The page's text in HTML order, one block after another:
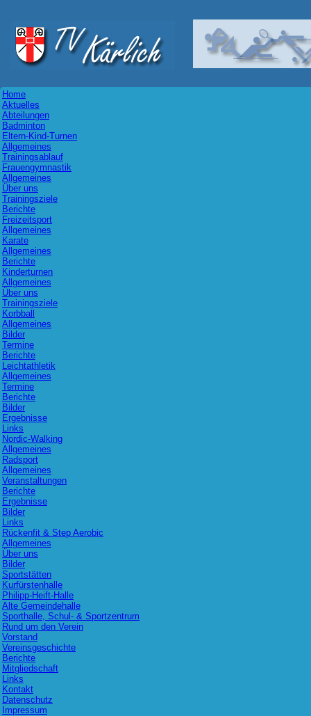
Home
Aktuelles
Abteilungen
Badminton
Eltern-Kind-Turnen
Allgemeines
Trainingsablauf
Frauengymnastik
Allgemeines
Über uns
Trainingsziele
Berichte
Freizeitsport
Allgemeines
Karate
Allgemeines
Berichte
Kinderturnen
Allgemeines
Über uns
Trainingsziele
Korbball
Allgemeines
Bilder
Termine
Berichte
Leichtathletik
Allgemeines
Termine
Berichte
Bilder
Ergebnisse
Links
Nordic-Walking
Allgemeines
Radsport
Allgemeines
Veranstaltungen
Berichte
Ergebnisse
Bilder
Links
Rückenfit & Step Aerobic
Allgemeines
Über uns
Bilder
Sportstätten
Kurfürstenhalle
Philipp-Heift-Halle
Alte Gemeindehalle
Sporthalle, Schul- & Sportzentrum
Rund um den Verein
Vorstand
Vereinsgeschichte
Berichte
Mitgliedschaft
Links
Kontakt
Datenschutz
Impressum